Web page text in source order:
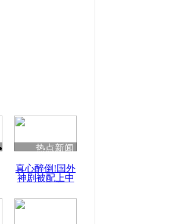
热点新闻
真心醉倒!国外
神剧被配上中